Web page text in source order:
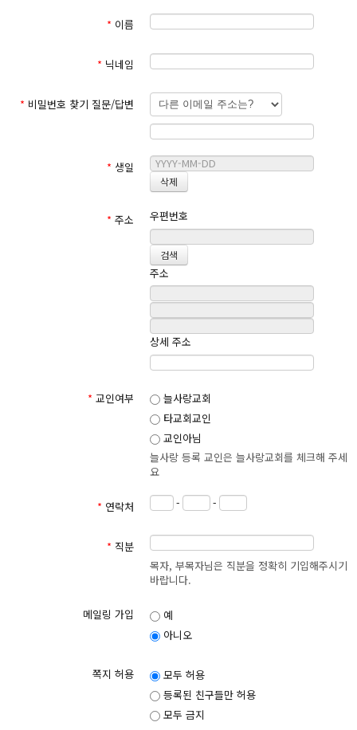
에 동의한 것으로 간주됩니다.
⑥ 이 약관에서 정하지 아니한 사항과 이 약관의 해석에 관하여는 정
① 이 약관은 세종늘사랑교회가 제공하는 개별서비스에 관한 이용안
내(이하 서비스별 안내라 합 니다)와 함께 적용합니다.
② 이 약관에 명시되지 아니한 사항에 대해서는 관계법령 및 서비스
③ 회원가입시 회원의 신상정보는 세종늘사랑교회에서 가입자에게
자료를 제공하거나 통계 및 관리의 목적으로 사용할 수 있습니다.
1. 사이트라 함은 인터넷 서비스를 이용자에게 제공하기 위하
여 구축한 http://www.everlove.or.kr 홈페이지를 말합니다.
2. 이용자라 함은 사이트에서 제공하는 서비스를 이용하는 사
3. 이용계약이라 함은 서비스 이용과 관련하여 세종늘사랑교
회와 이용자간에 체결하는 계약을 말합니다.
4. 회원이라 함은 이용계약을 체결한 이용자를 말합니다.
와 숫자의 조합을 말합니다.
6. 비밀번호라 함은 회원이 부여받은 이용자번호와 일치된 이
용자임을 확인하고 회원의 권익보호를 위하여 회원이 선정한
문자와 숫자의 조합을 말합니다.
7. 단말기라 함은 사이트가 제공하는 서비스를 이용하기 위해
이용자가 설치한 컴퓨터 등 정보통신설비를 말합니다.
하고는 관계법령 및 세종늘사랑교회가 정하는 바에 의합니다.
세종 늘사랑교회에서 정하는 바에 의합니다.
① 이용계약은 이용자의 이용신청에 대하여 세종늘사랑교회의 이용
없으며,정상적인 서비스를 받지 못할 수 도 있습니다.
제 7 조 (이용 신청 및 약관의 동의)
* 이름
* 닉네임
* 비밀번호 찾기 질문/답변
* 생일
* 주소 우편번호
주소
상세 주소
* 교인여부
늘사랑교회
타교회교인
교인아님
늘사랑 등록 교인은 늘사랑교회를 체크해 주세
요
* 연락처 - -
* 직분
목자, 부목자님은 직분을 정확히 기입해주시기
바랍니다.
메일링 가입
예
아니오
쪽지 허용
모두 허용
등록된 친구들만 허용
모두 금지